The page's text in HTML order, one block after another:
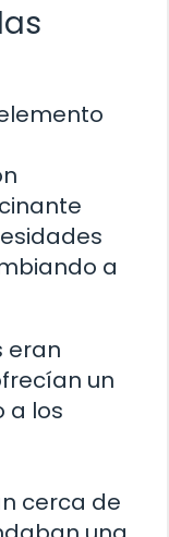
a
eran
un
a los
cerca de